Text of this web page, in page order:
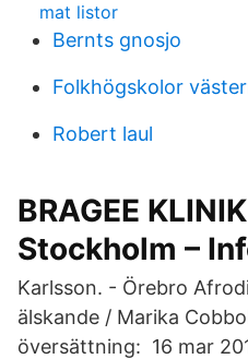
mat listor
Bernts gnosjo
Folkhögskolor
Robert laul
BRAGEE
Stockholm –
Karlsson. - Örebro
älskande / Marika
översättning: 16 mar